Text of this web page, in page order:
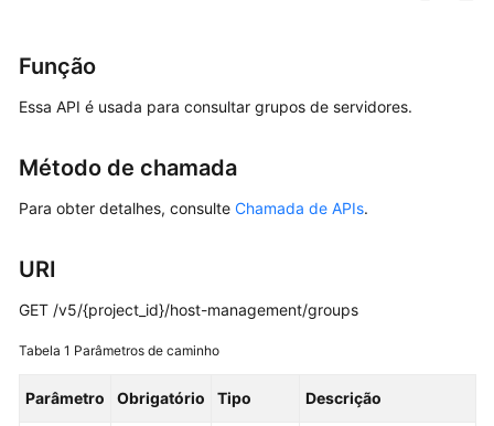
passos
Guia
usuário
Referência
Antes
começar
Chamada
Função
Essa API é usada para consultar grupos de servidores.
Método de chamada
Para obter detalhes, consulte Chamada de APIs.
URI
GET /v5/{project_id}/host-management/groups
Tabela 1 Parâmetros de caminho
Parâmetro Obrigatório Tipo Descrição